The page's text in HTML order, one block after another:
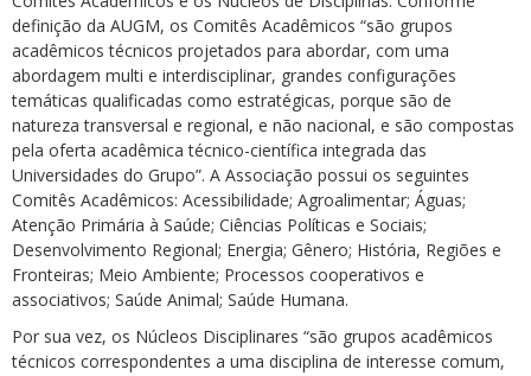
definição da AUGM, os Comitês Acadêmicos “são grupos
acadêmicos técnicos projetados para abordar, com uma
abordagem multi e interdisciplinar, grandes configurações
temáticas qualificadas como estratégicas, porque são de
natureza transversal e regional, e não nacional, e são compostas
pela oferta acadêmica técnico-científica integrada das
Universidades do Grupo”. A Associação possui os seguintes
Comitês Acadêmicos: Acessibilidade; Agroalimentar; Águas;
Atenção Primária à Saúde; Ciências Políticas e Sociais;
Desenvolvimento Regional; Energia; Gênero; História, Regiões e
Fronteiras; Meio Ambiente; Processos cooperativos e
associativos; Saúde Animal; Saúde Humana.
Por sua vez, os Núcleos Disciplinares “são grupos acadêmicos
técnicos correspondentes a uma disciplina de interesse comum,